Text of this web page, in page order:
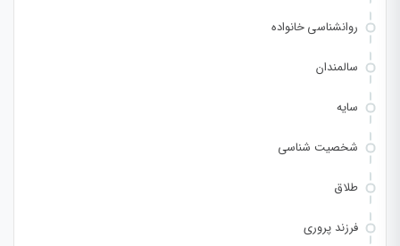
روانشناسی خانواده
سالمندان
سایه
شخصیت شناسی
طلاق
فرزند پروری